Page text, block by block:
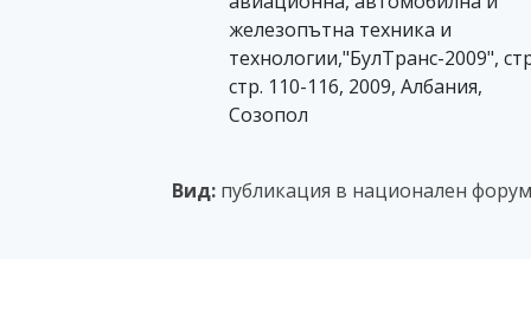
железопътна техника и
технологии,"БулТранс-2009",
стр. 110-116, 2009, Албания,
Созопол
Вид: публикация в национален форум